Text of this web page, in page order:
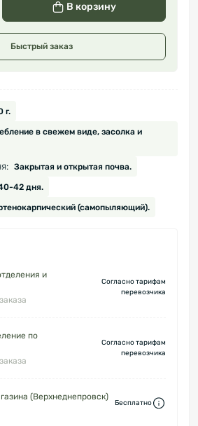
В корзину
Быстрый заказ
г.
в свежем виде, засолка и
Закрытая и открытая почва.
42 дня.
(самопыляющий).
и
Согласно тарифам
перевозчика
по
Согласно тарифам
перевозчика
(Верхнеднепровск)
Бесплатно